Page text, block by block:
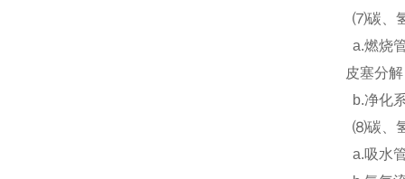
⑺碳、
a.燃烧
皮塞分
b.净化
⑻碳、
a.吸水